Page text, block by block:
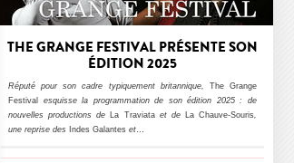
THE GRANGE FESTIVAL PRÉSENTE SON
ÉDITION 2025
Réputé pour son cadre typiquement britannique, The Grange
Festival
esquisse la programmation de son édition 2025 : de
nouvelles productions de La Traviataet de La Chauve-Souris,
une reprise des
Indes Galantes et…